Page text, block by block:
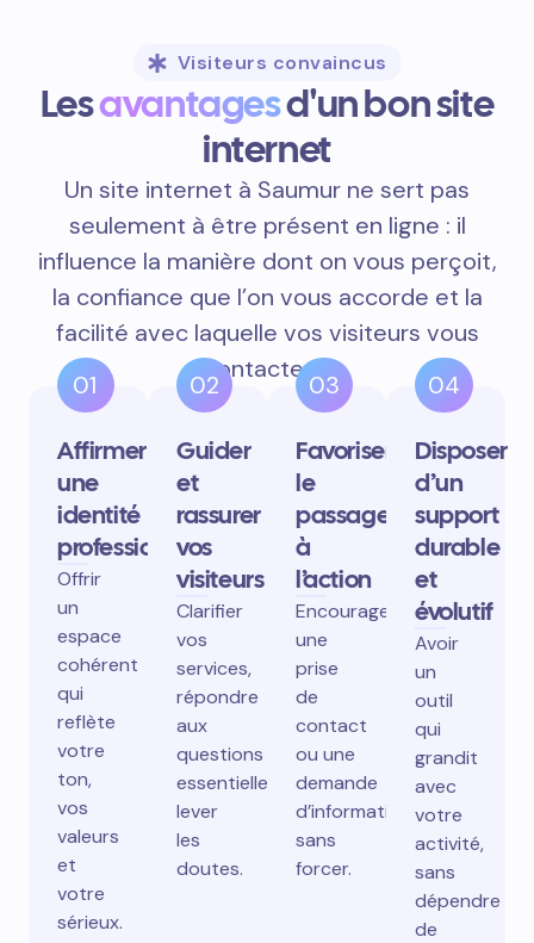
Visiteurs convaincus
Lesavantagesd'un bon site
internet
Un site internet à Saumur ne sert pas
seulement à être présent en ligne : il
influence la manière dont on vous perçoit,
la confiance que l’on vous accorde et la
facilité avec laquelle vos visiteurs vous
contactent.
01
Affirmer
une
identité
professionnelle
Offrir
un
espace
cohérent
qui
reflète
votre
ton,
vos
valeurs
et
votre
sérieux.
02
Guider
et
rassurer
vos
visiteurs
Clarifier
vos
services,
répondre
aux
questions
essentielles,
lever
les
doutes.
03
Favoriser
le
passage
à
l’action
Encourager
une
prise
de
contact
ou une
demande
d’information
sans
forcer.
04
Disposer
d’un
support
durable
et
évolutif
Avoir
un
outil
qui
grandit
avec
votre
activité,
sans
dépendre
de